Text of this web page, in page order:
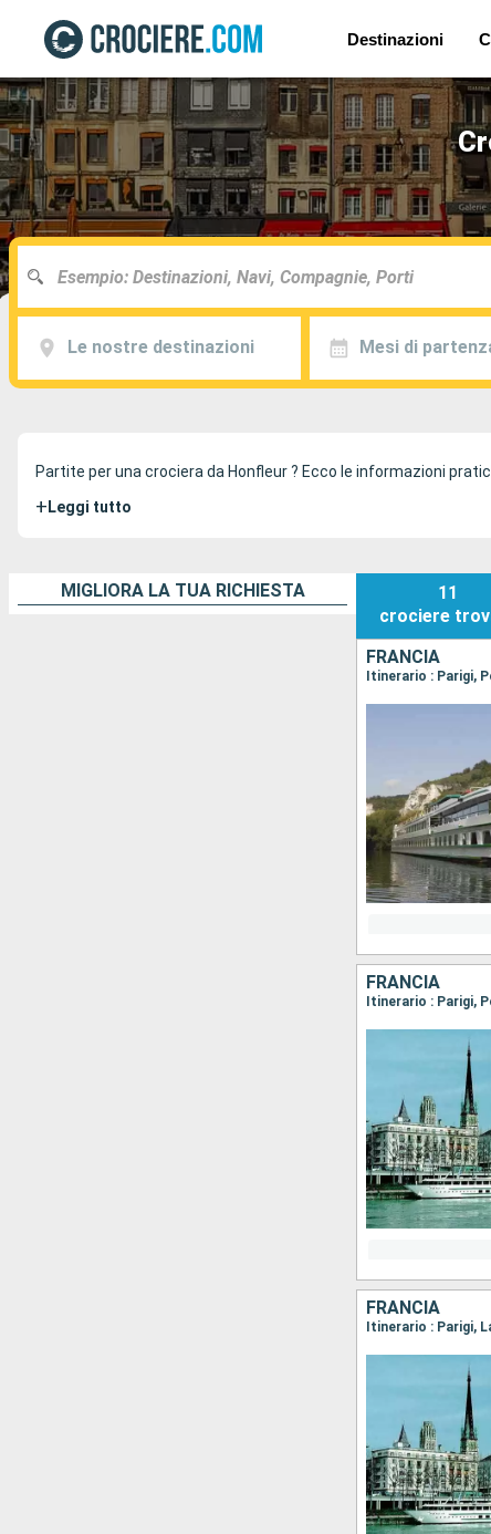
Destinazioni
Le nostre destinazioni Mesi di
Partite per una crociera da Honfleur ? Ecco le informazioni
+ Leggi tutto
MIGLIORA LA TUA RICHIESTA
11
crociere
FRANCIA
Itinerario : Parigi,
FRANCIA
Itinerario : Parigi,
FRANCIA
Itinerario : Parigi,